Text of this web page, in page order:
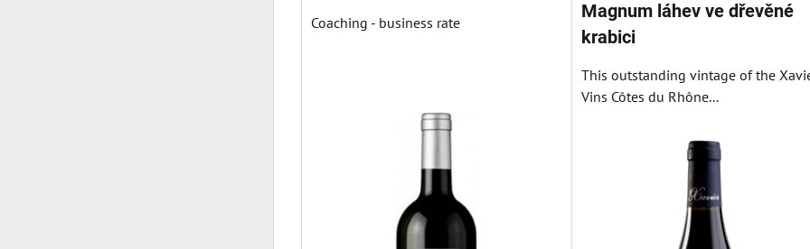
Coaching - business rate
Magnum láhev ve dřevěné
krabici
This outstanding vintage of the
Vins Côtes du Rhône...